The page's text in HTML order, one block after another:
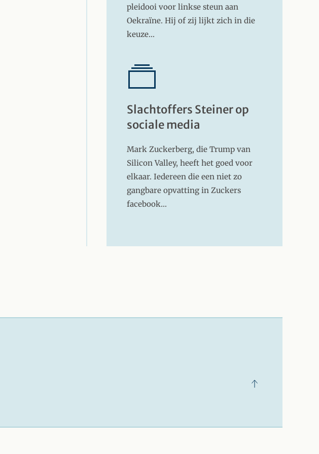
pleidooi voor linkse steun aan
Oekraïne. Hij of zij lijkt zich in die
keuze…
Slachtoffers Steiner op
sociale media
Mark Zuckerberg, die Trump van
Silicon Valley, heeft het goed voor
elkaar. Iedereen die een niet zo
gangbare opvatting in Zuckers
facebook…